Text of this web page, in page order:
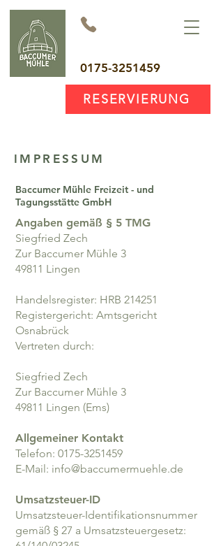
0175-3251459
RESERVIERUNG
IMPRESSUM
Baccumer Mühle Freizeit - und
Tagungsstätte GmbH
Angaben gemäß § 5 TMG
Siegfried Zech
Zur Baccumer Mühle 3
49811 Lingen
Handelsregister: HRB 214251
Registergericht: Amtsgericht
Osnabrück
Vertreten durch:
Siegfried Zech
Zur Baccumer Mühle 3
49811 Lingen (Ems)
Allgemeiner Kontakt
Telefon: 0175-3251459
E-Mail: info@baccumermuehle.de
Umsatzsteuer-ID
Umsatzsteuer-Identifikationsnummer
gemäß § 27 a Umsatzsteuergesetz: